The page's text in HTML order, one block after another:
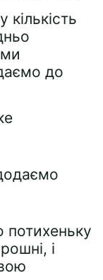
до
і